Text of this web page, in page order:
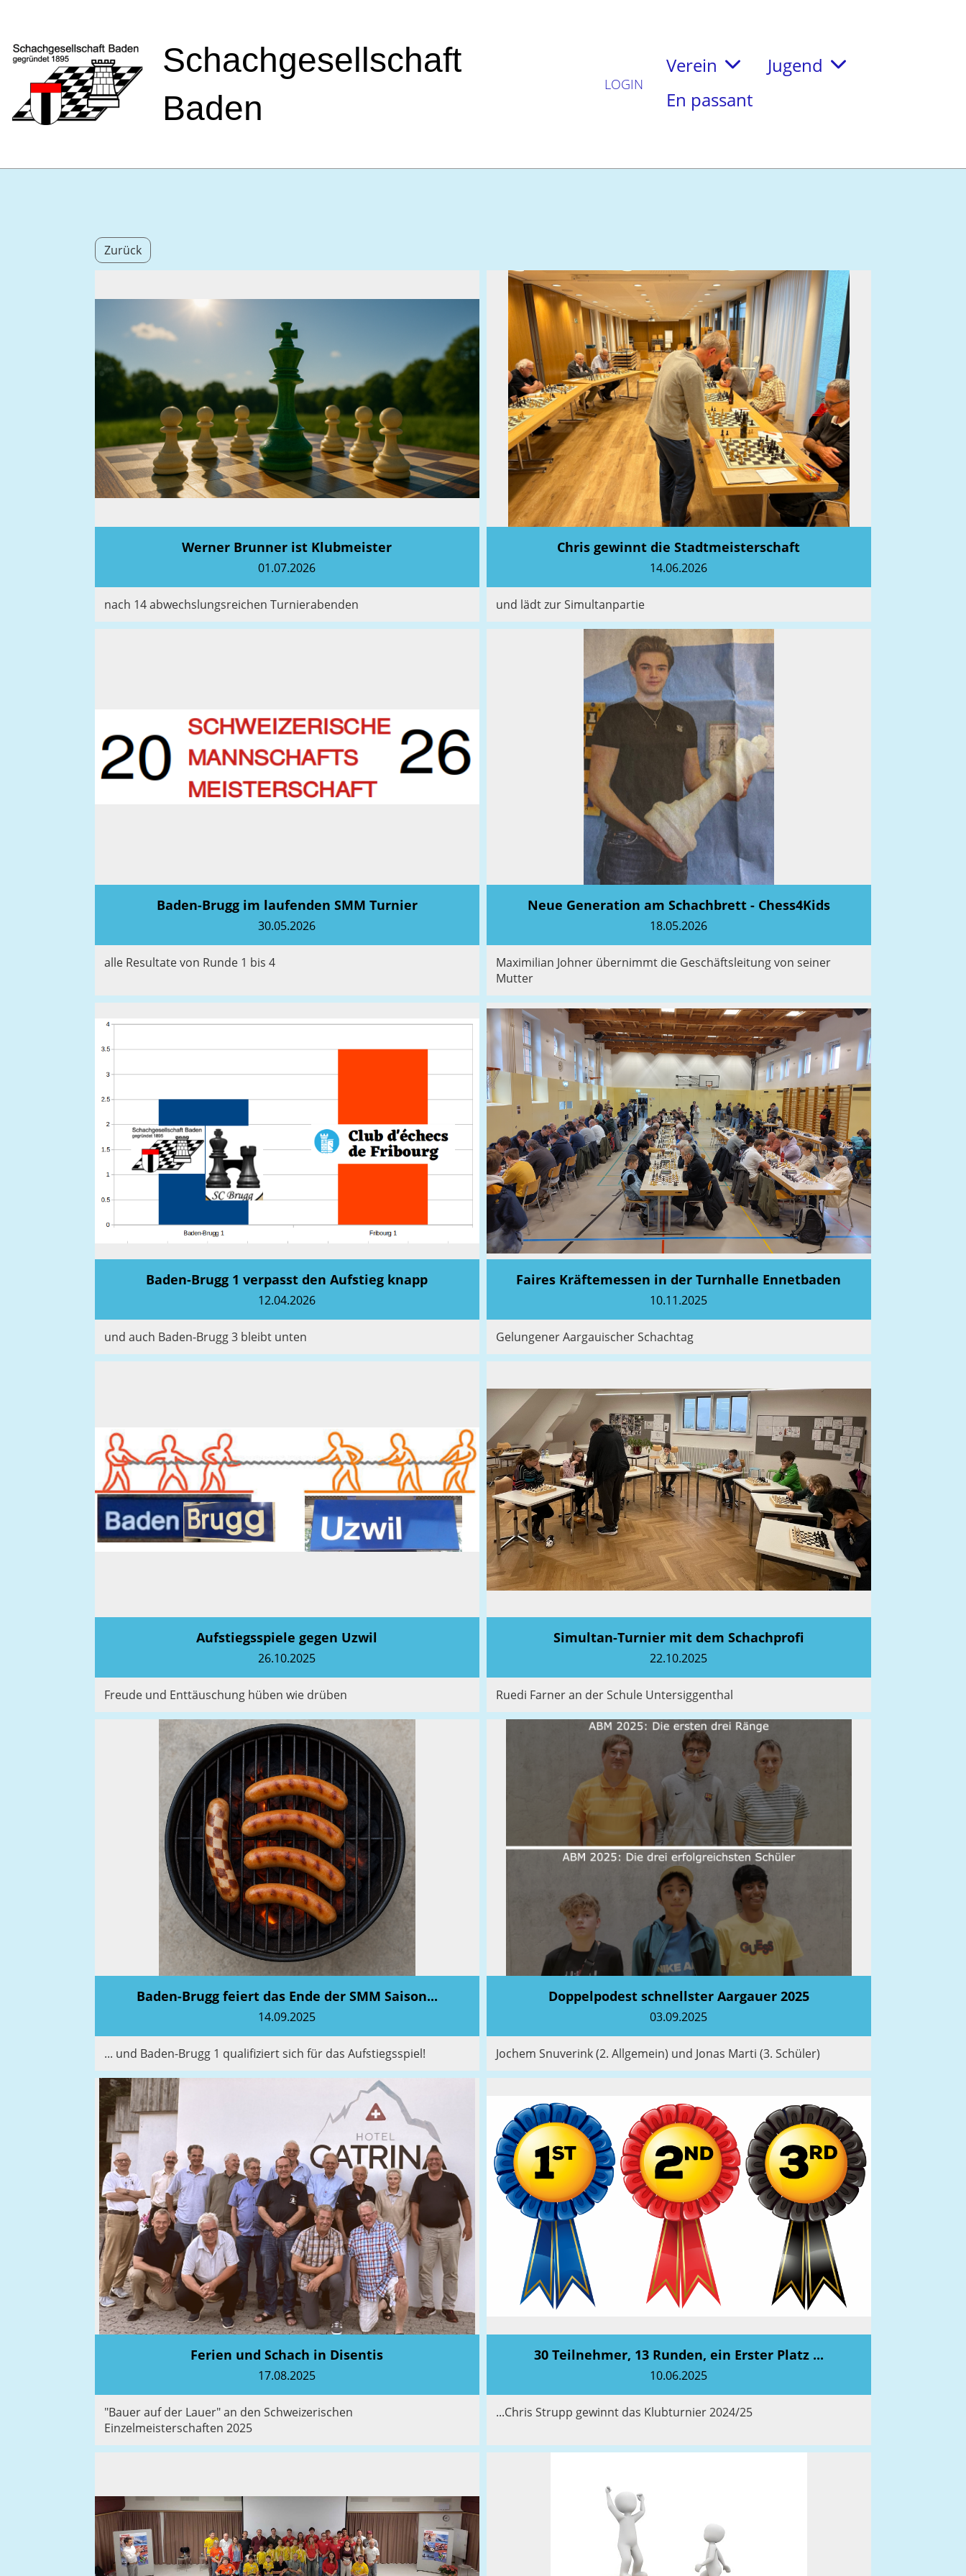
Verein
Jugend
En passant
LOGIN
Schachgesellschaft
Baden
Zurück
Werner Brunner ist Klubmeister
01.07.2026
nach 14 abwechslungsreichen Turnierabenden
Chris gewinnt die Stadtmeisterschaft
14.06.2026
und lädt zur Simultanpartie
Baden-Brugg im laufenden SMM Turnier
30.05.2026
alle Resultate von Runde 1 bis 4
Neue Generation am Schachbrett - Chess4Kids
18.05.2026
Maximilian Johner übernimmt die Geschäftsleitung von seiner
Mutter
Baden-Brugg 1 verpasst den Aufstieg knapp
12.04.2026
und auch Baden-Brugg 3 bleibt unten
Faires Kräftemessen in der Turnhalle Ennetbaden
10.11.2025
Gelungener Aargauischer Schachtag
Aufstiegsspiele gegen Uzwil
26.10.2025
Freude und Enttäuschung hüben wie drüben
Simultan-Turnier mit dem Schachprofi
22.10.2025
Ruedi Farner an der Schule Untersiggenthal
Baden-Brugg feiert das Ende der SMM Saison...
14.09.2025
... und Baden-Brugg 1 qualifiziert sich für das Aufstiegsspiel!
Doppelpodest schnellster Aargauer 2025
03.09.2025
Jochem Snuverink (2. Allgemein) und Jonas Marti (3. Schüler)
Ferien und Schach in Disentis
17.08.2025
"Bauer auf der Lauer" an den Schweizerischen
Einzelmeisterschaften 2025
30 Teilnehmer, 13 Runden, ein Erster Platz ...
10.06.2025
...Chris Strupp gewinnt das Klubturnier 2024/25